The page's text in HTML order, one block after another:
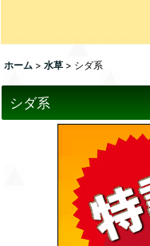
ホーム > 水草 > シダ系
シダ系